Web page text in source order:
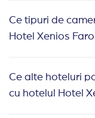
Ce tipuri de
Hotel Xenios
Ce alte hoteluri
cu hotelul Hotel